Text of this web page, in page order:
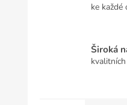
ke každé
Široká